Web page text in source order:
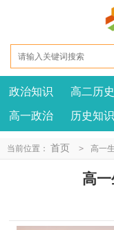
政治知识 高二历史
高一政治 历史知识
当前位置： 首页 > 高一
高